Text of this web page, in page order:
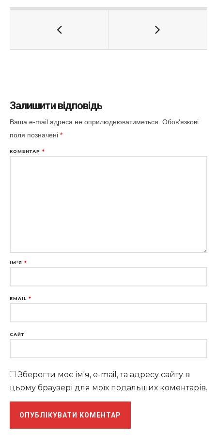
Залишити відповідь
Ваша e-mail адреса не оприлюднюватиметься. Обов’язкові
поля позначені *
КОМЕНТАР *
ІМ'Я *
EMAIL *
САЙТ
Зберегти моє ім'я, e-mail, та адресу сайту в
цьому браузері для моїх подальших коментарів.